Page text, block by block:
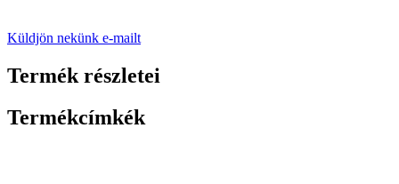
Küldjön nekünk e-mailt
Termék részletei
Termékcímkék